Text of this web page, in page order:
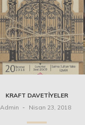
KRAFT DAVETIYELER
Admin
Nisan 23, 2018